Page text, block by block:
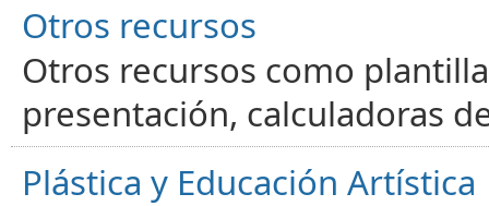
Otros recursos
Otros recursos como
presentación, calculadoras
Plástica y Educación Artística